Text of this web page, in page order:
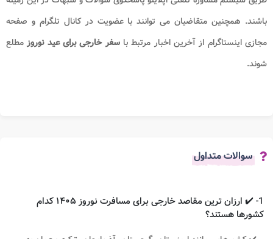
باشند. همچنین متقاضیان می توانند با عضویت در کانال تلگرام و صفحه
مجازی اینستاگرام از آخرین اخبار مرتبط باسفر خارجی برایعید نوروزمطلع
شوند.
سوالات متداول
1- ✔️ ارزان ترین مقاصد خارجی برای مسافرت نوروز ۱۴۰۵ کدام
کشورها هستند؟